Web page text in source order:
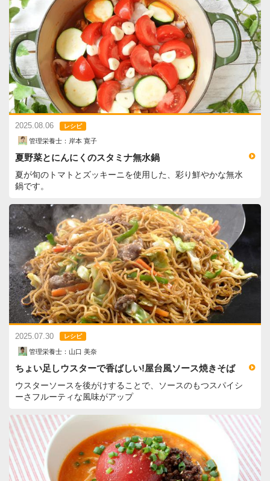
2025.08.06 レシピ
管理栄養士：岸本 寛子
夏野菜とにんにくのスタミナ無水鍋
夏が旬のトマトとズッキーニを使用した、彩り鮮やかな無水
鍋です。
2025.07.30 レシピ
管理栄養士：山口 美奈
ちょい足しウスターで香ばしい!屋台風ソース焼きそば
ウスターソースを後がけすることで、ソースのもつスパイシ
ーさフルーティな風味がアップ